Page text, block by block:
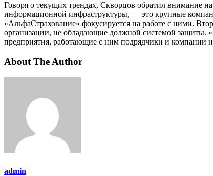
Говоря о текущих трендах, Скворцов обратил внимание
информационной инфраструктуры, — это крупные
«АльфаСтрахование» фокусируется на работе с ними.
организации, не обладающие должной системой защиты.
предприятия, работающие с ним подрядчики и
About The Author
admin